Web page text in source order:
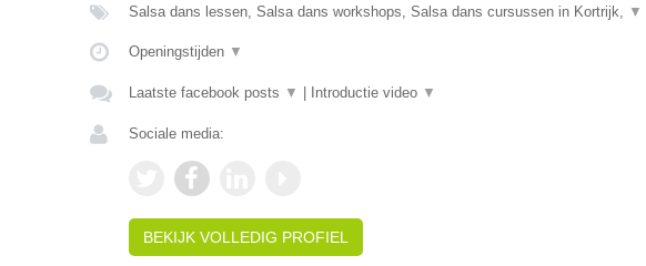
Salsa dans lessen, Salsa dans workshops, Salsa dans cursussen in Kortrijk, ▼
Openingstijden ▼
Laatste facebook posts ▼ Introductie video ▼
Sociale media:
BEKIJK VOLLEDIG PROFIEL